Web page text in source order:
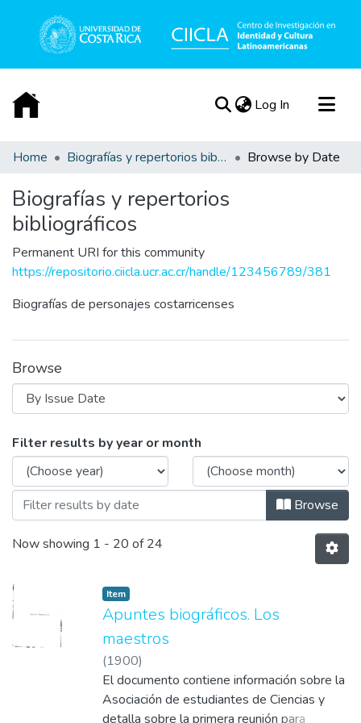
Log In (current)
Communities & Collections
Acerca de
Home Biografías y repertorios bibliográficos Browse by Date
Biografías y repertorios
bibliográficos
Permanent URI for this community
https://repositorio.ciicla.ucr.ac.cr/handle/123456789/381
Biografías de personajes costarricenses
Browse
Browsing Biografías y repertorios
Filter results by year or month
Browse
Now showing 1 - 20 of 24
Item
Apuntes biográficos. Los
maestros
(1900)
El documento contiene información sobre la
Asociación de estudiantes de Ciencias y
detalla sobre la primera reunión para